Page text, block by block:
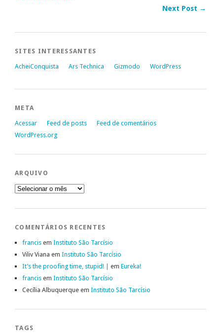
Next Post →
SITES INTERESSANTES
AcheiConquista Ars Technica Gizmodo WordPress
META
Acessar Feed de posts
Feed de comentários
WordPress.org
ARQUIVO
Arquivo
COMENTÁRIOS RECENTES
francis em Instituto São Tarcísio
Viliv Viana em Instituto São Tarcísio
It’s the proofing time, stupid! | em Eureka!
francis em Instituto São Tarcísio
Cecília Albuquerque em Instituto São Tarcísio
TAGS